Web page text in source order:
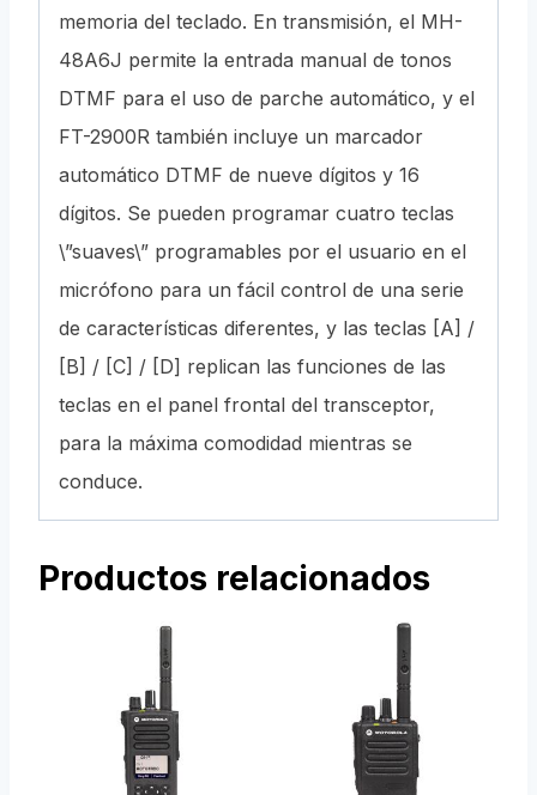
memoria del teclado. En transmisión, el MH-
48A6J permite la entrada manual de tonos
DTMF para el uso de parche automático, y el
FT-2900R también incluye un marcador
automático DTMF de nueve dígitos y 16
dígitos. Se pueden programar cuatro teclas
\”suaves\” programables por el usuario en el
micrófono para un fácil control de una serie
de características diferentes, y las teclas [A] /
[B] / [C] / [D] replican las funciones de las
teclas en el panel frontal del transceptor,
para la máxima comodidad mientras se
conduce.
Productos relacionados